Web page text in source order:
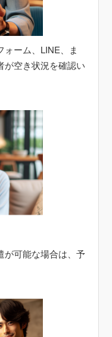
ォーム、LINE、ま
が空き状況を確認い
が可能な場合は、予